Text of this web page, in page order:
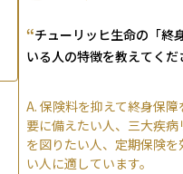
“チューリッヒ生命の「終
いる人の特徴を教えてくだ
A. 保険料を抑えて終身保
要に備えたい人、三大疾
を図りたい人、定期保険
い人に適しています。